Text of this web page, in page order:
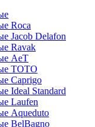
Roca
Jacob Delafon
Ravak
AeT
TOTO
Caprigo
Ideal Standard
Laufen
Aqueduto
BelBagno